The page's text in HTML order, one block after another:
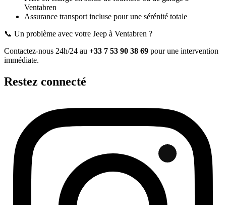
Ventabren
Assurance transport incluse pour une sérénité totale
📞 Un problème avec votre Jeep à Ventabren ?
Contactez-nous 24h/24 au +33 7 53 90 38 69 pour une intervention
immédiate.
Restez connecté